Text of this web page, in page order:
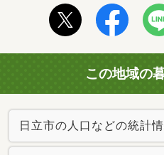
この地域の
日立市の人口などの統計